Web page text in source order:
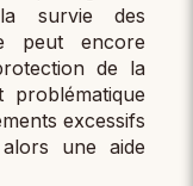
survie des
peut encore
de la
problématique
excessifs
une aide